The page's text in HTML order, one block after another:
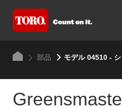
部品 モデル 04510 -